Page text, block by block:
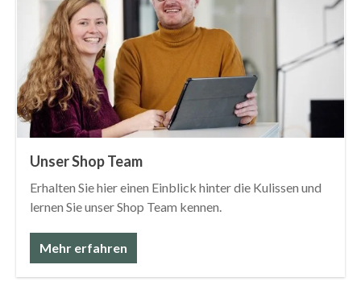
Unser Shop Team
Erhalten Sie hier einen Einblick hinter die Kulissen und
lernen Sie unser Shop Team kennen.
Mehr erfahren